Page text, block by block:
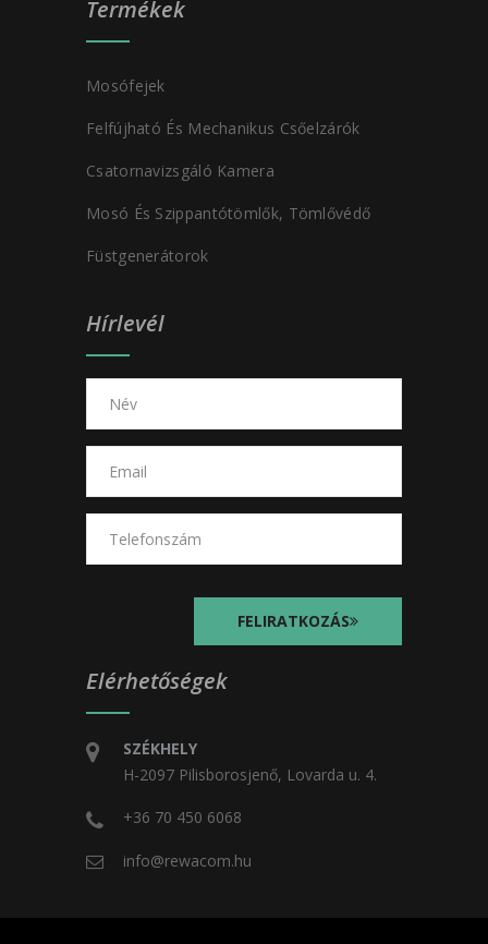
Termékek
Mosófejek
Felfújható És Mechanikus Csőelzárók
Csatornavizsgáló Kamera
Mosó És Szippantótömlők, Tömlővédő
Füstgenerátorok
Hírlevél
FELIRATKOZÁS
Elérhetőségek
SZÉKHELY
H-2097 Pilisborosjenő, Lovarda u. 4.
+36 70 450 6068
info@rewacom.hu